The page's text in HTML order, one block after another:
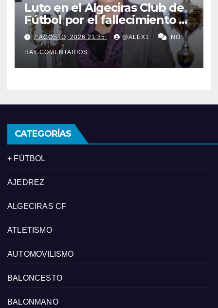
Luto en el Algeciras Club de
Fútbol por el fallecimiento de
su primera y única
presidenta: María de los
Ángeles Carrasco
7 AGOSTO, 2026 21:35 @ALEX1 NO
HAY COMENTARIOS
CATEGORÍAS
+ FÚTBOL
AJEDREZ
ALGECIRAS CF
ATLETISMO
AUTOMOVILISMO
BALONCESTO
BALONMANO